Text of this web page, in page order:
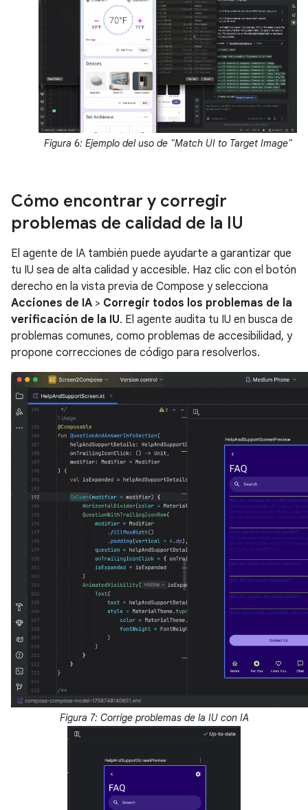
Figura 6: Ejemplo del uso de "Match UI to Target Image"
Cómo encontrar y corregir
problemas de calidad de la IU
El agente de IA también puede ayudarte a garantizar que
tu IU sea de alta calidad y accesible. Haz clic con el botón
derecho en la vista previa de Compose y selecciona
Acciones de IA > Corregir todos los problemas de la
verificación de la IU. El agente audita tu IU en busca de
problemas comunes, como problemas de accesibilidad, y
propone correcciones de código para resolverlos.
Figura 7: Corrige problemas de la IU con IA